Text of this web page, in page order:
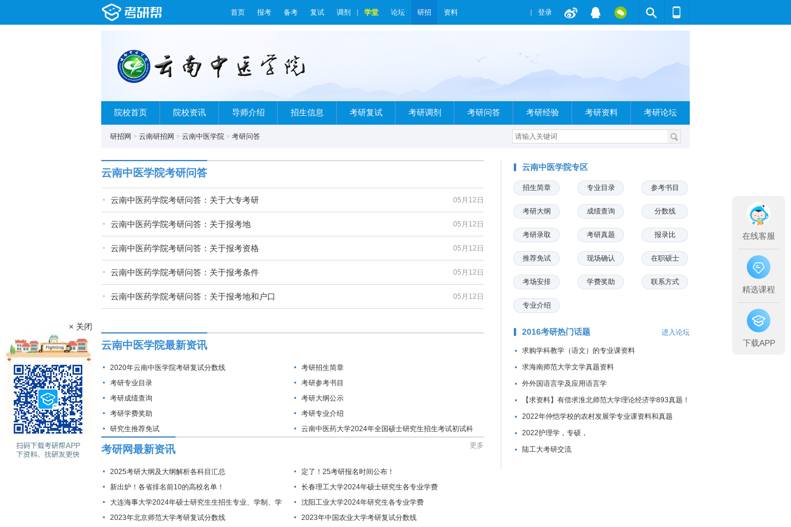
首页 报考 备考 复试 调剂 学堂 论坛 研招 资料 登录
院校首页 院校资讯 导师介绍 招生信息 考研复试 考研调剂 考研问答 考研经验 考研资料 考研论坛
研招网 > 云南研招网 > 云南中医学院 > 考研问答
云南中医学院考研问答
05月12日
云南中医药学院考研问答：关于大专考研
05月12日
云南中医药学院考研问答：关于报考地
05月12日
云南中医药学院考研问答：关于报考资格
05月12日
云南中医药学院考研问答：关于报考条件
05月12日
云南中医药学院考研问答：关于报考地和户口
云南中医学院最新资讯
2020年云南中医学院考研复试分数线
考研招生简章
考研专业目录
考研参考书目
考研成绩查询
考研大纲公示
考研学费奖助
考研专业介绍
研究生推荐免试
云南中医药大学2024年全国硕士研究生招生考试初试科
考研网最新资讯 更多
2025考研大纲及大纲解析各科目汇总
定了！25考研报名时间公布！
新出炉！各省排名前10的高校名单！
长春理工大学2024年硕士研究生各专业学费
大连海事大学2024年硕士研究生生招生专业、学制、学
费标准及拟招生人数
沈阳工业大学2024年研究生各专业学费
2023年北京师范大学考研复试分数线
2023年中国农业大学考研复试分数线
云南中医学院专区
招生简章 专业目录 参考书目
考研大纲 成绩查询 分数线
考研录取 考研真题 报录比
推荐免试 现场确认 在职硕士
考场安排 学费奖助 联系方式
专业介绍
2016考研热门话题 进入论坛
求购学科教学（语文）的专业课资料
求海南师范大学文学真题资料
外外国语言学及应用语言学
【求资料】有偿求淮北师范大学理论经济学893真题！
2022年仲恺学校的农村发展学专业课资料和真题
2022护理学，专硕，
陆工大考研交流
× 关闭
在线客服
精选课程
下载APP